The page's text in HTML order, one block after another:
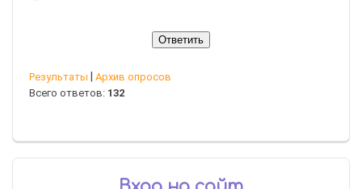
Результаты
Архив опросов
Всего ответов: 132